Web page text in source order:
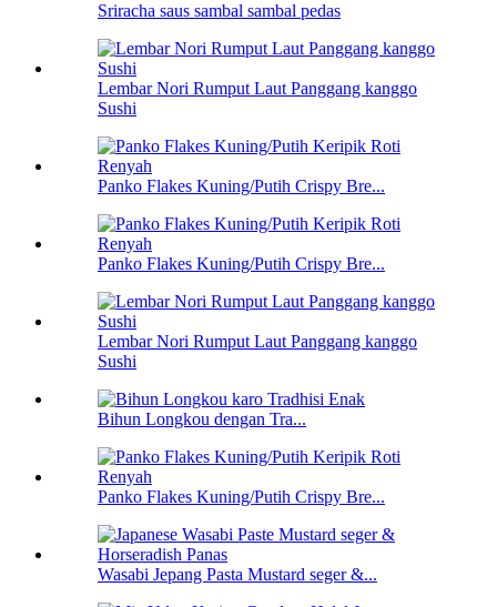
Sriracha saus sambal sambal pedas
Lembar Nori Rumput Laut Panggang kanggo
Sushi
Panko Flakes Kuning/Putih Crispy Bre...
Panko Flakes Kuning/Putih Crispy Bre...
Lembar Nori Rumput Laut Panggang kanggo
Sushi
Bihun Longkou dengan Tra...
Panko Flakes Kuning/Putih Crispy Bre...
Wasabi Jepang Pasta Mustard seger &...